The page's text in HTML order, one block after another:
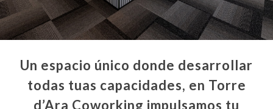
Un espacio único donde desarrollar
todas tuas capacidades, en Torre
d’Ara Coworking impulsamos tu